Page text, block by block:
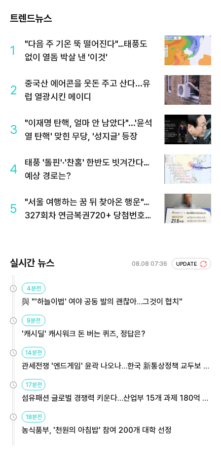
트렌드뉴스
1
"다음 주 기온 뚝 떨어진다"…태풍도
없이 열돔 박살 낸 '이것'
2
중국산 에어콘을 웃돈 주고 산다...유
럽 열광시킨 메이디
3
"이재명 탄핵, 얼마 안 남았다"...'윤석
열 탄핵' 맞힌 무당, '성지글' 등장
4
태풍 '돌핀'·'찬홈' 한반도 빗겨간다…
예상 경로는?
5
"서울 여행하는 꿈 뒤 찾아온 행운"…
327회차 연금복권720+ 당첨번호조
실시간 뉴스 08.08 07:36 UPDATE
4분전
與 "'하늘이법' 여야 공동 발의 괜찮아…그것이 협치"
9분전
'캐시딜' 캐시워크 돈 버는 퀴즈, 정답은?
14분전
관세전쟁 '엔드게임' 윤곽 나오나…한국 新통상정책 교두보 활
용해야
17분전
섬유패션 글로벌 경쟁력 키운다…산업부 15개 과제 180억 지
원
18분전
농식품부, '천원의 아침밥' 참여 200개 대학 선정